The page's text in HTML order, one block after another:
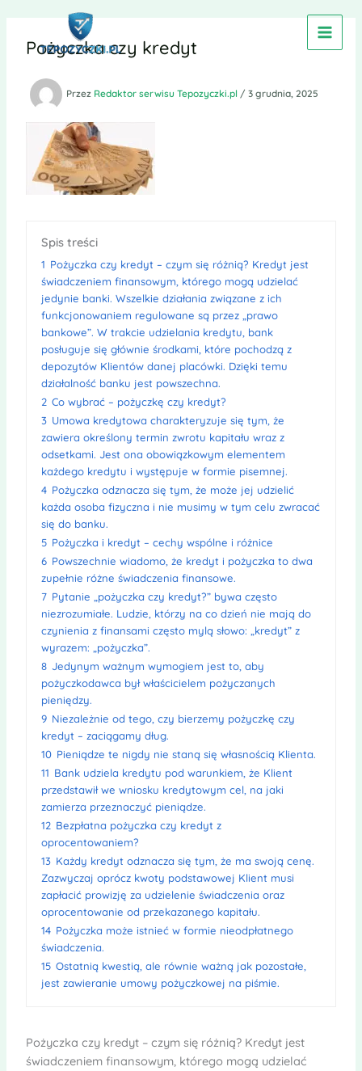
treściPożyczka czy kredyt
Przez Redaktor serwisu Tepozyczki.pl / 3 grudnia, 2025
Spis treści
1 Pożyczka czy kredyt – czym się różnią? Kredyt jest
świadczeniem finansowym, którego mogą udzielać
jedynie banki. Wszelkie działania związane z ich
funkcjonowaniem regulowane są przez „prawo
bankowe”. W trakcie udzielania kredytu, bank
posługuje się głównie środkami, które pochodzą z
depozytów Klientów danej placówki. Dzięki temu
działalność banku jest powszechna.
2 Co wybrać – pożyczkę czy kredyt?
3 Umowa kredytowa charakteryzuje się tym, że
zawiera określony termin zwrotu kapitału wraz z
odsetkami. Jest ona obowiązkowym elementem
każdego kredytu i występuje w formie pisemnej.
4 Pożyczka odznacza się tym, że może jej udzielić
każda osoba fizyczna i nie musimy w tym celu zwracać
się do banku.
5 Pożyczka i kredyt – cechy wspólne i różnice
6 Powszechnie wiadomo, że kredyt i pożyczka to dwa
zupełnie różne świadczenia finansowe.
7 Pytanie „pożyczka czy kredyt?” bywa często
niezrozumiałe. Ludzie, którzy na co dzień nie mają do
czynienia z finansami często mylą słowo: „kredyt” z
wyrazem: „pożyczka”.
8 Jedynym ważnym wymogiem jest to, aby
pożyczkodawca był właścicielem pożyczanych
pieniędzy.
9 Niezależnie od tego, czy bierzemy pożyczkę czy
kredyt – zaciągamy dług.
10 Pieniądze te nigdy nie staną się własnością Klienta.
11 Bank udziela kredytu pod warunkiem, że Klient
przedstawił we wniosku kredytowym cel, na jaki
zamierza przeznaczyć pieniądze.
12 Bezpłatna pożyczka czy kredyt z
oprocentowaniem?
13 Każdy kredyt odznacza się tym, że ma swoją cenę.
Zazwyczaj oprócz kwoty podstawowej Klient musi
zapłacić prowizję za udzielenie świadczenia oraz
oprocentowanie od przekazanego kapitału.
14 Pożyczka może istnieć w formie nieodpłatnego
świadczenia.
15 Ostatnią kwestią, ale równie ważną jak pozostałe,
jest zawieranie umowy pożyczkowej na piśmie.
Pożyczka czy kredyt – czym się różnią? Kredyt jest
świadczeniem finansowym, którego mogą udzielać